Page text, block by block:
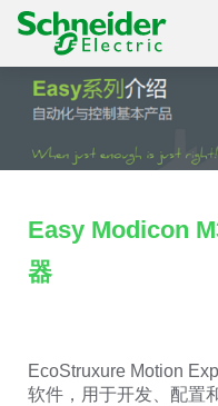
Easy Modicon
器
EcoStruxure Motion
软件，用于开发、配置